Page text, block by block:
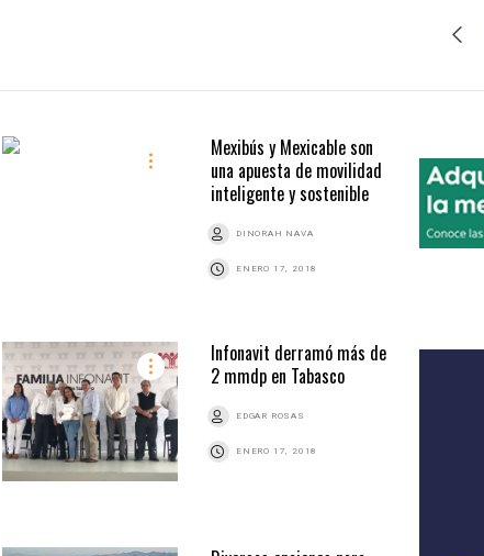
Mexibús y Mexicable son
una apuesta de movilidad
inteligente y sostenible
DINORAH NAVA
ENERO 17, 2018
Infonavit derramó más de
2 mmdp en Tabasco
EDGAR ROSAS
ENERO 17, 2018